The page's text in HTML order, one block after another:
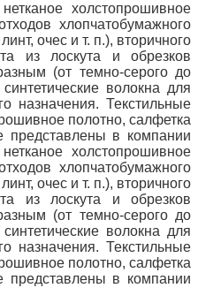
холстопрошивное
хлопчатобумажного
очес и т. п.), вторичного
из лоскута и обрезков
(от темно-серого до
волокна для
назначения. Текстильные
полотно, салфетка
представлены в компании
холстопрошивное
хлопчатобумажного
очес и т. п.), вторичного
из лоскута и обрезков
(от темно-серого до
волокна для
назначения. Текстильные
полотно, салфетка
представлены в компании